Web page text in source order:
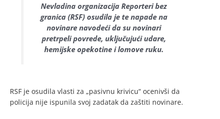
Nevladina organizacija Reporteri bez
granica (RSF) osudila je te napade na
novinare navodeći da su novinari
pretrpeli povrede, uključujući udare,
hemijske opekotine i lomove ruku.
RSF je osudila vlasti za „pasivnu krivicu“ ocenivši da
policija nije ispunila svoj zadatak da zaštiti novinare.